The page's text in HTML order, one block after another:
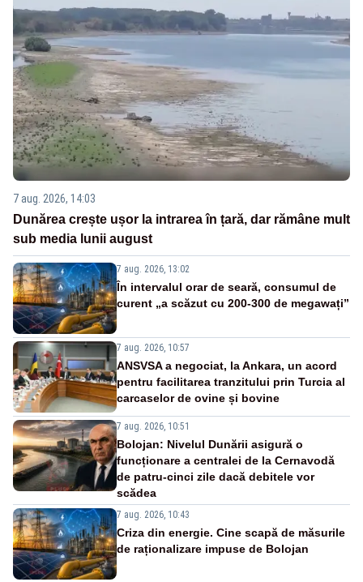
7 aug. 2026, 14:03
Dunărea crește ușor la intrarea în țară, dar rămâne mult
sub media lunii august
7 aug. 2026, 13:02
În intervalul orar de seară, consumul de
curent „a scăzut cu 200-300 de megawați”
7 aug. 2026, 10:57
ANSVSA a negociat, la Ankara, un acord
pentru facilitarea tranzitului prin Turcia al
carcaselor de ovine și bovine
7 aug. 2026, 10:51
Bolojan: Nivelul Dunării asigură o
funcționare a centralei de la Cernavodă
de patru-cinci zile dacă debitele vor
scădea
7 aug. 2026, 10:43
Criza din energie. Cine scapă de măsurile
de raționalizare impuse de Bolojan